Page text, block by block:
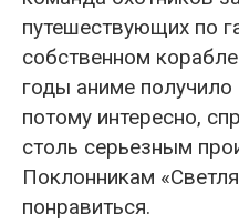
путешествующих по
собственном
годы аниме получило
потому интересно,
столь серьезным
Поклонникам
понравиться.